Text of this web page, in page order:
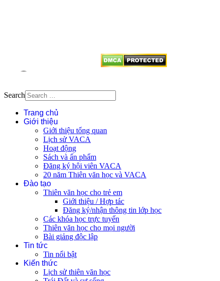
Search
Trang chủ
Giới thiệu
Giới thiệu tổng quan
Lịch sử VACA
Hoạt động
Sách và ấn phẩm
Đăng ký hội viên VACA
20 năm Thiên văn học và VACA
Đào tạo
Thiên văn học cho trẻ em
Giới thiệu / Hợp tác
Đăng ký/nhận thông tin lớp học
Các khóa học trực tuyến
Thiên văn học cho mọi người
Bài giảng độc lập
Tin tức
Tin nổi bật
Kiến thức
Lịch sử thiên văn học